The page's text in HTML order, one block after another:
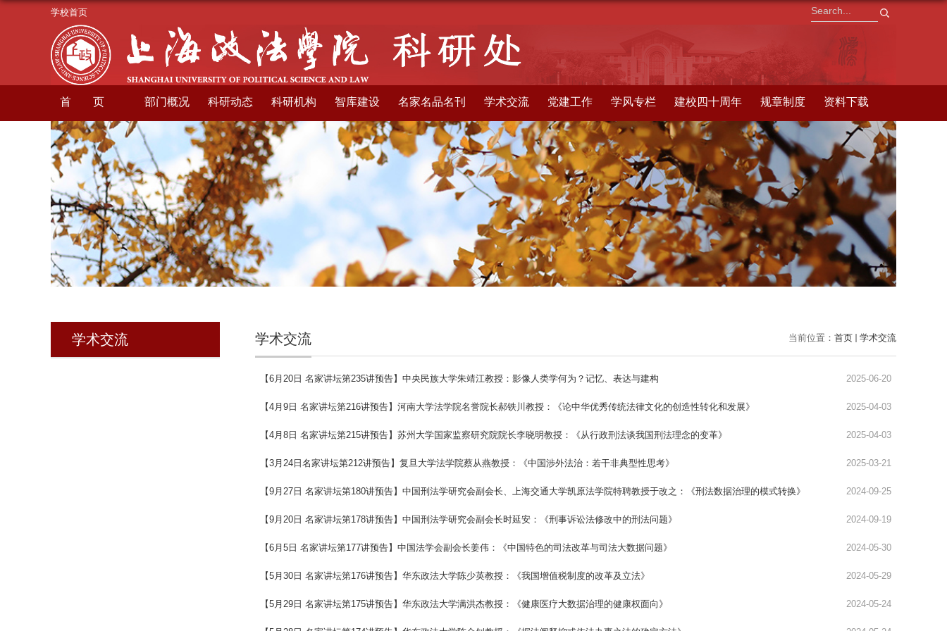
学校首页
首页 部门概况 科研动态 科研机构 智库建设 名家名品名刊 学术交流 党建工作 学风专栏 建校四十周年 规章制度 资料下载
学术交流 当前位置： 首页 学术交流
学术交流
【6月20日 名家讲坛第235讲预告】中央民族大学朱靖江教授：影像人类学何为？记忆、表达与建构 2025-06-20
【4月9日 名家讲坛第216讲预告】河南大学法学院名誉院长郝铁川教授：《论中华优秀传统法律文化的创造性转化和发展》 2025-04-03
【4月8日 名家讲坛第215讲预告】苏州大学国家监察研究院院长李晓明教授：《从行政刑法谈我国刑法理念的变革》 2025-04-03
【3月24日名家讲坛第212讲预告】复旦大学法学院蔡从燕教授：《中国涉外法治：若干非典型性思考》 2025-03-21
【9月27日 名家讲坛第180讲预告】中国刑法学研究会副会长、上海交通大学凯原法学院特聘教授于改之：《刑法数据治理的模式转换》 2024-09-25
【9月20日 名家讲坛第178讲预告】中国刑法学研究会副会长时延安：《刑事诉讼法修改中的刑法问题》 2024-09-19
【6月5日 名家讲坛第177讲预告】中国法学会副会长姜伟：《中国特色的司法改革与司法大数据问题》 2024-05-30
【5月30日 名家讲坛第176讲预告】华东政法大学陈少英教授：《我国增值税制度的改革及立法》 2024-05-29
【5月29日 名家讲坛第175讲预告】华东政法大学满洪杰教授：《健康医疗大数据治理的健康权面向》 2024-05-24